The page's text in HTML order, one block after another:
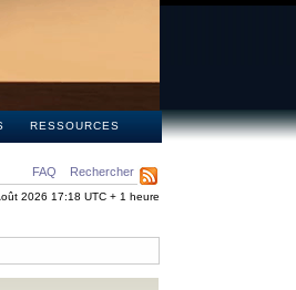
RESSOURCES
FAQ Rechercher
2026 17:18 UTC + 1 heure